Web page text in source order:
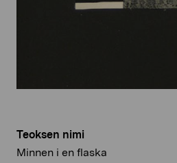
Teoksen nimi
Minnen i en flaska